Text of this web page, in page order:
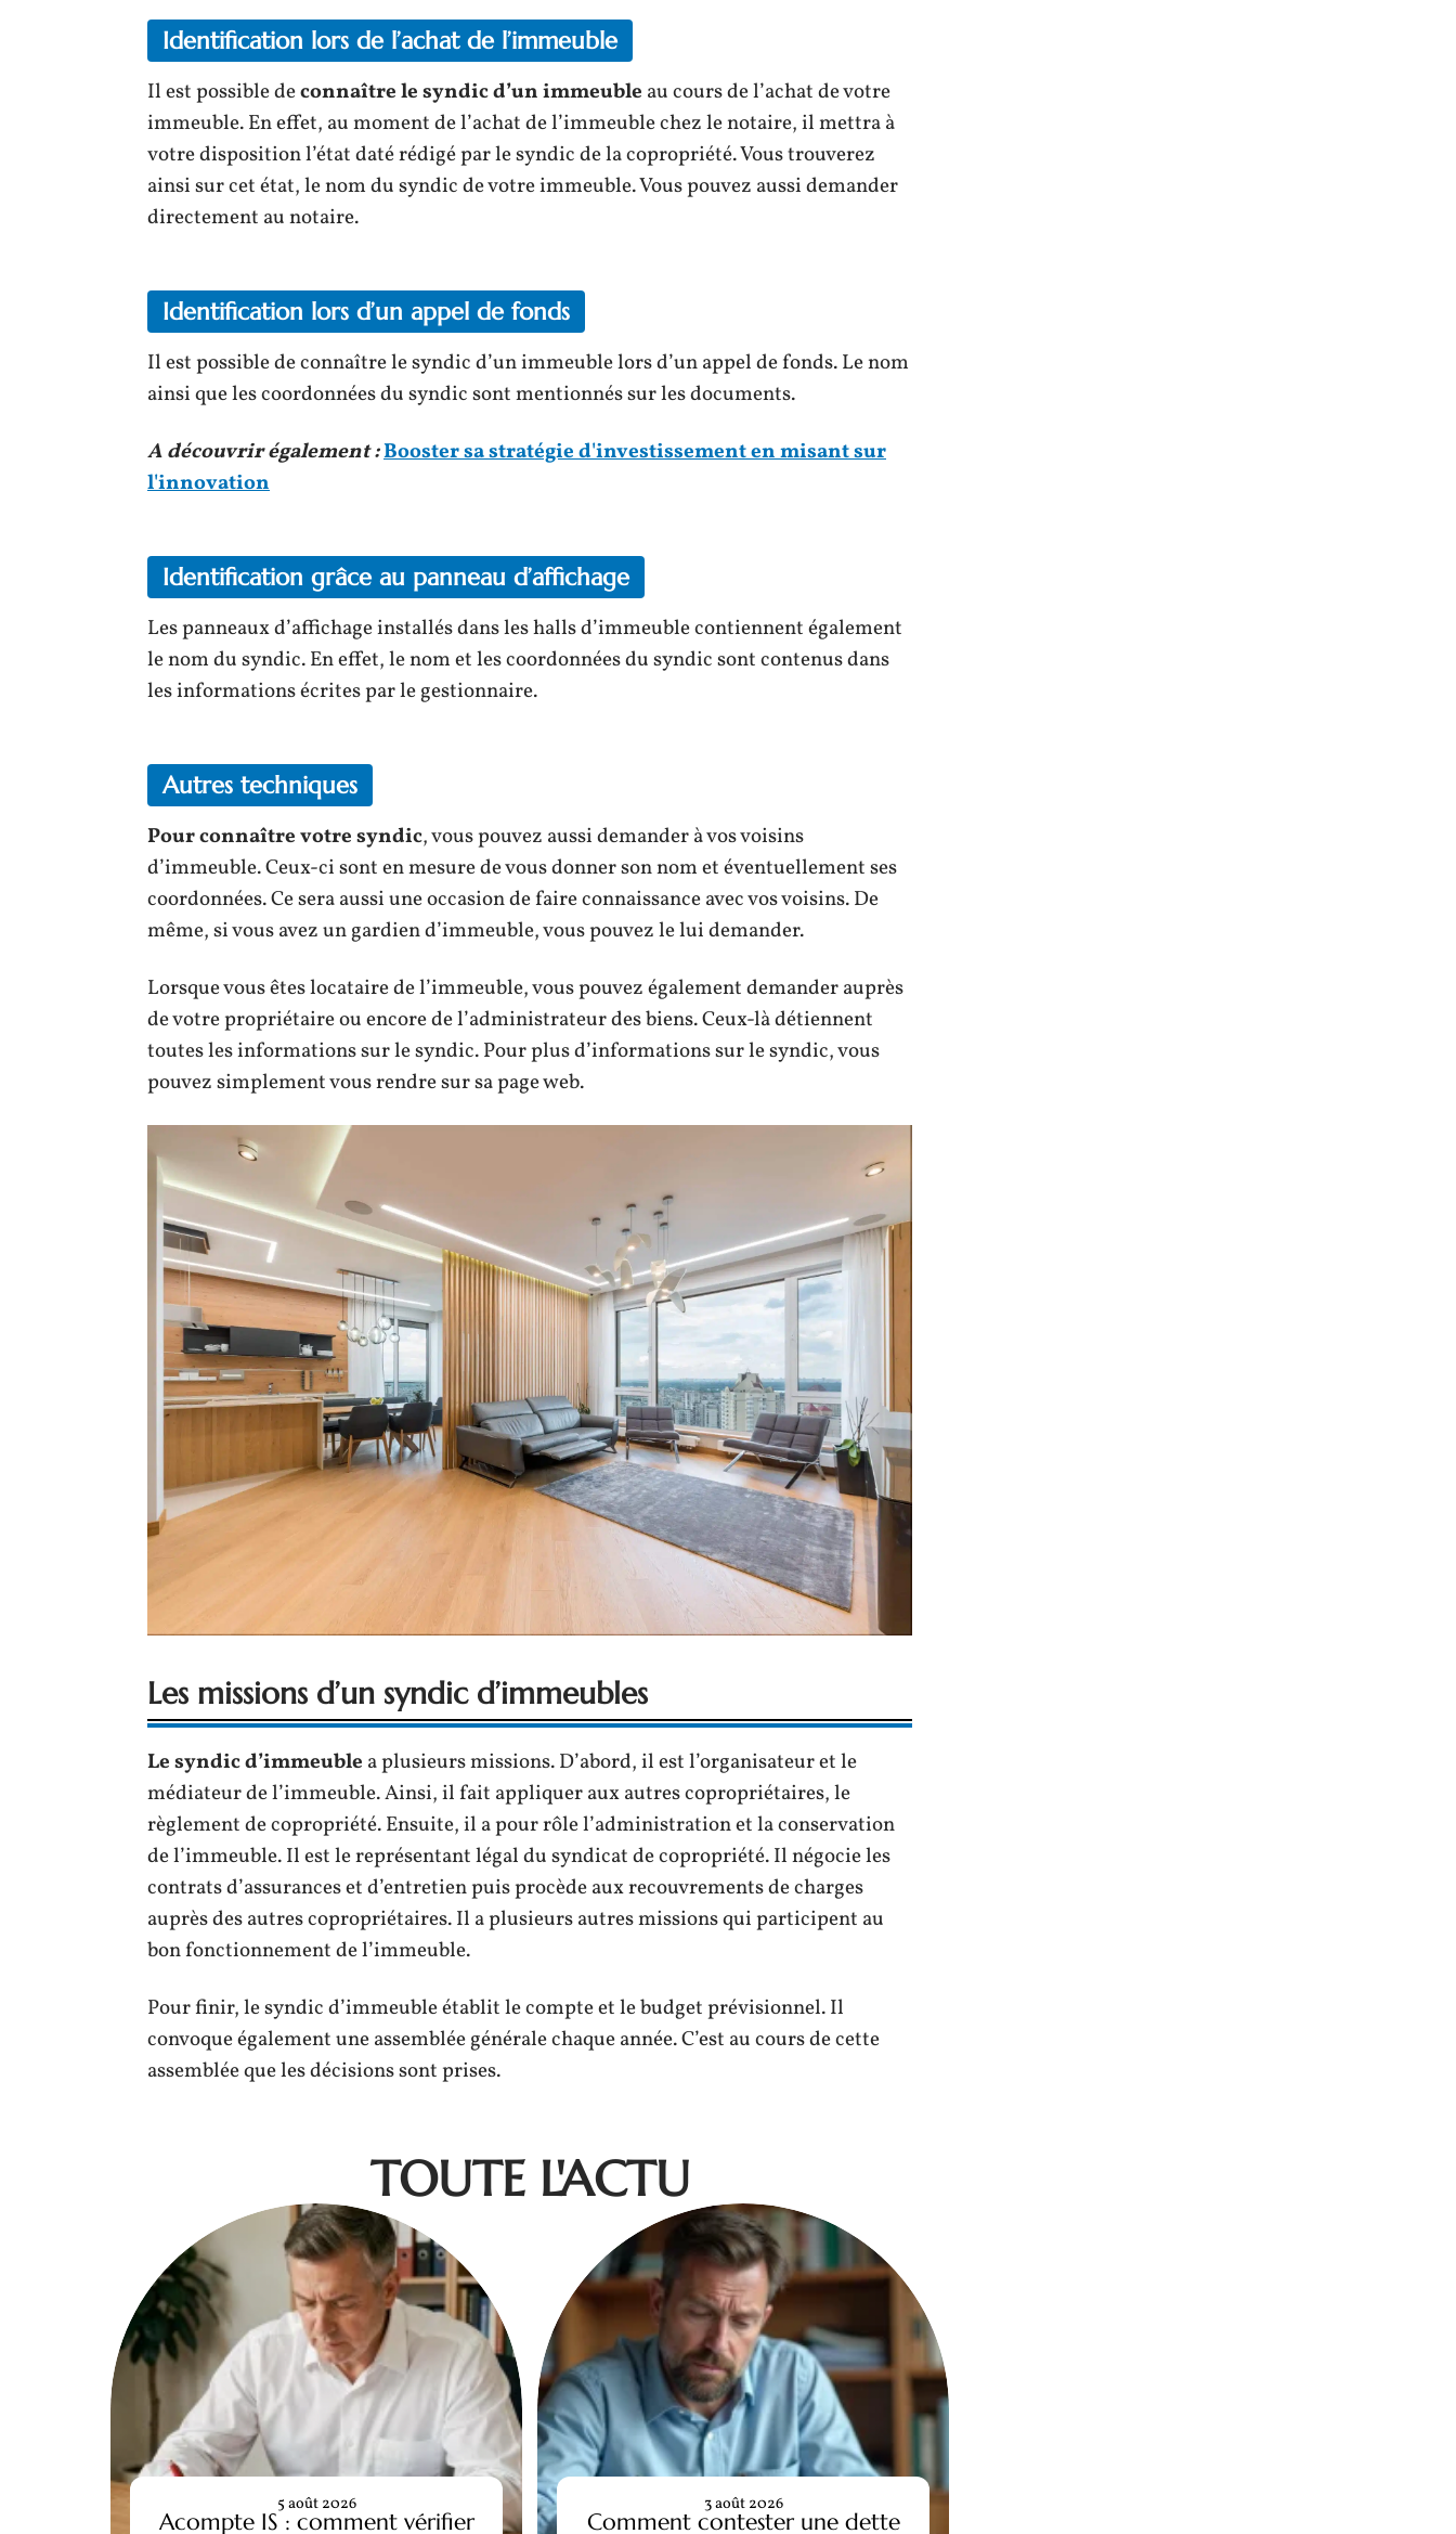
Identification lors de l’achat de l’immeuble
Il est possible deconnaître le syndic d’un immeuble au cours de l’achat de votre
immeuble. En effet, au moment de l’achat de l’immeuble chez le notaire, il mettra à
votre disposition l’état daté rédigé par le syndic de la copropriété. Vous trouverez
ainsi sur cet état, le nom du syndic de votre immeuble. Vous pouvez aussi demander
directement au notaire.
Identification lors d’un appel de fonds
Il est possible de connaître le syndic d’un immeuble lors d’un appel de fonds. Le nom
ainsi que les coordonnées du syndic sont mentionnés sur les documents.
A découvrir également :Booster sa stratégie d'investissement en misant sur
l'innovation
Identification grâce au panneau d’affichage
Les panneaux d’affichage installés dans les halls d’immeuble contiennent également
le nom du syndic. En effet, le nom et les coordonnées du syndic sont contenus dans
les informations écrites par le gestionnaire.
Autres techniques
Pour connaître votre syndic, vous pouvez aussi demander à vos voisins
d’immeuble. Ceux-ci sont en mesure de vous donner son nom et éventuellement ses
coordonnées. Ce sera aussi une occasion de faire connaissance avec vos voisins. De
même, si vous avez un gardien d’immeuble, vous pouvez le lui demander.
Lorsque vous êtes locataire de l’immeuble, vous pouvez également demander auprès
de votre propriétaire ou encore de l’administrateur des biens. Ceux-là détiennent
toutes les informations sur le syndic. Pour plus d’informations sur le syndic, vous
pouvez simplement vous rendre sur sa page web.
Les missions d’un syndic d’immeubles
Le syndic d’immeuble a plusieurs missions. D’abord, il est l’organisateur et le
médiateur de l’immeuble. Ainsi, il fait appliquer aux autres copropriétaires, le
règlement de copropriété. Ensuite, il a pour rôle l’administration et la conservation
de l’immeuble. Il est le représentant légal du syndicat de copropriété. Il négocie les
contrats d’assurances et d’entretien puis procède aux recouvrements de charges
auprès des autres copropriétaires. Il a plusieurs autres missions qui participent au
bon fonctionnement de l’immeuble.
Pour finir, le syndic d’immeuble établit le compte et le budget prévisionnel. Il
convoque également une assemblée générale chaque année. C’est au cours de cette
assemblée que les décisions sont prises.
TOUTE L'ACTU
Acompte IS : comment vérifier
5 août 2026
Comment contester une dette
3 août 2026